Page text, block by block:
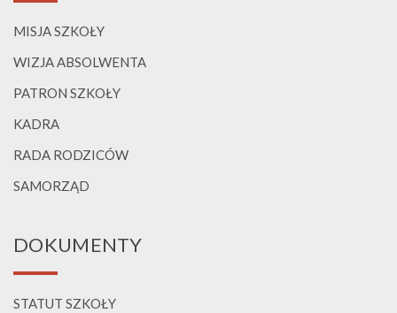
MISJA SZKOŁY
WIZJA ABSOLWENTA
PATRON SZKOŁY
KADRA
RADA RODZICÓW
SAMORZĄD
DOKUMENTY
STATUT SZKOŁY